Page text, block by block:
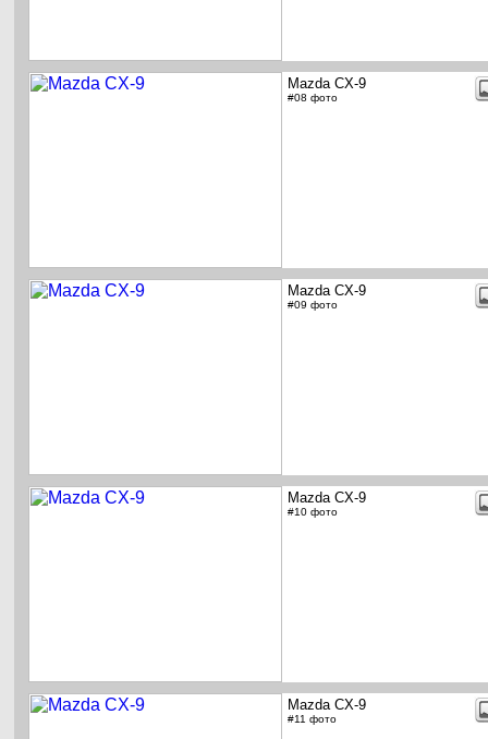
Mazda CX-9
#08 фото
Mazda CX-9
#09 фото
Mazda CX-9
#10 фото
Mazda CX-9
#11 фото